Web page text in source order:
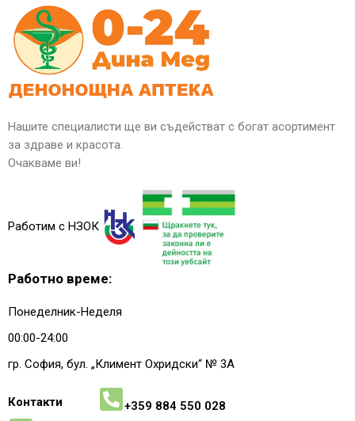
Нашите специалисти ще ви съдействат с богат асортимент
за здраве и красота.
Очакваме ви!
Работим с НЗОК
Работно време:
Понеделник-Неделя
00:00-24:00
гр. София, бул. „Климент Охридски“ № 3A
Контакти +359 884 550 028